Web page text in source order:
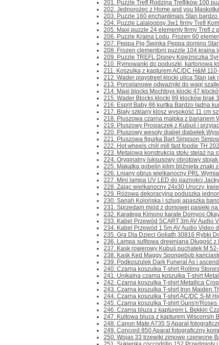
201. Puzzle Trefl Rodzina Treflików 100
202. Jednorożec z Home and you
203. Puzzle 160 enchantimals Stan
204. Puzzle Lalaloopsy 3w1 firmy Trefl
205. Maxi puzzle 24 elementy firmy Trefl z
206. Puzzle Kraina Lodu, Frozen 60
207. Peppa Pig Świnka Peppa domino
208. Frozen clementoni puzzle 104 kraina
209. Puzzle TREFL Disney Księżniczka
210. Rymowanki do poduszki, kartonowa
211. Koszulka z kapturem AC/DC H&M
212. Wader playstreet klocki ulica Stan jak
213. Porcelanowe odważniki do wagi
214. Maxi blocks Mochtoys klocki 47
215. Wader Blocks klocki 99 klocków brak
216. Esprit Baby 86 kurtka Bardzo ładna
217. Biały szklany klosz wysokość 11 cm
218. Pluszowa czarna małpka z bananem
219. Pluszowy Prosiaczek z Kubuś i
220. Pluszowy wesoły diabeł diabełek
221. Pluszowa figurka Bart Simpson
222. Hot wheels chill mill fast foodie TH
223. Metalowa konstrukcja stołu stelaż na
224. Oryginalny luksusowy obrotowy
225. Makatka gobelin kilim bliźnięta znaki
226. Lniany obrus wielkanocny PRL
227. Mini lampa UV LED do paznokci
228. Zając wielkanocny 24x30 Uroczy,
229. Różowa dekoracyjna poduszka
230. Sanah Kolońska i szlugi apaszka
231. Sprzedam miód z domowej pasieki
232. Karatega Kimono karate Domyos
233. Kabel Przewód SCART 3m AV Audio
234. Kabel Przewód 1,5m AV Audio Video
235. Gra Dla Dzieci Goliath 30816 Rybki
236. Lampa sufitowa drewniana Długość z
237. Kask rowerowy Kubuś puchatek M
238. Kask Ked Maggy Spongebob
239. Podkoszulek Dark Funeral As i ascend
240. Czarna koszulka T-shirt Rolling
241. Unikalna czarna koszulka T-shirt
242. Czarna koszulka T-shirt Metallica
243. Czarna koszulka T-shirt Iron Maiden
244. Czarna koszulka T-shirt AC/DC S-M
245. Czarna koszulka T-shirt Guns'n'Roses
246. Czarna bluza z kapturem L Bekkin
247. Kultowa bluza z kapturem Wisconsin
248. Canon Mate A735 S Aparat
249. Concord 850 Aparat fotograficzny
250. Wojas 33 trzewiki zimowe czerwone